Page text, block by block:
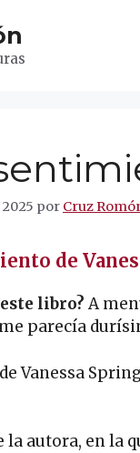
por Cruz
de
este libro?A
parecía
Vanessa
autora, en la